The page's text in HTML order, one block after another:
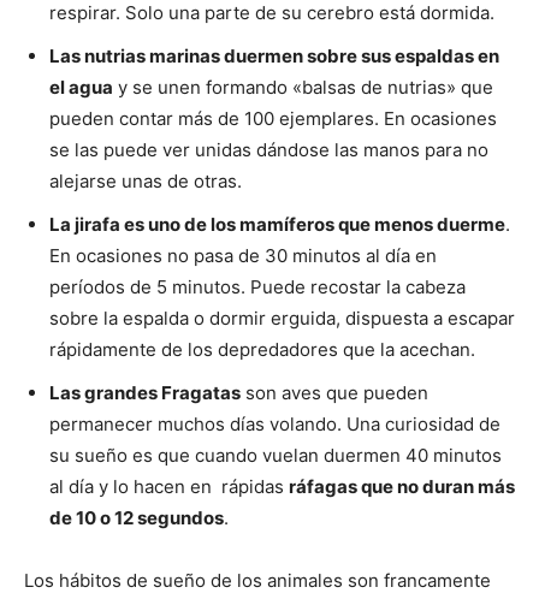
respirar. Solo una parte de su cerebro está dormida.
Las nutrias marinas duermen sobre sus espaldas en
el agua y se unen formando «balsas de nutrias» que
pueden contar más de 100 ejemplares. En ocasiones
se las puede ver unidas dándose las manos para no
alejarse unas de otras.
La jirafa es uno de los mamíferos que menos duerme.
En ocasiones no pasa de 30 minutos al día en
períodos de 5 minutos. Puede recostar la cabeza
sobre la espalda o dormir erguida, dispuesta a escapar
rápidamente de los depredadores que la acechan.
Las grandes Fragatas son aves que pueden
permanecer muchos días volando. Una curiosidad de
su sueño es que cuando vuelan duermen 40 minutos
al día y lo hacen en rápidas ráfagas que no duran más
de 10 o 12 segundos.
Los hábitos de sueño de los animales son francamente